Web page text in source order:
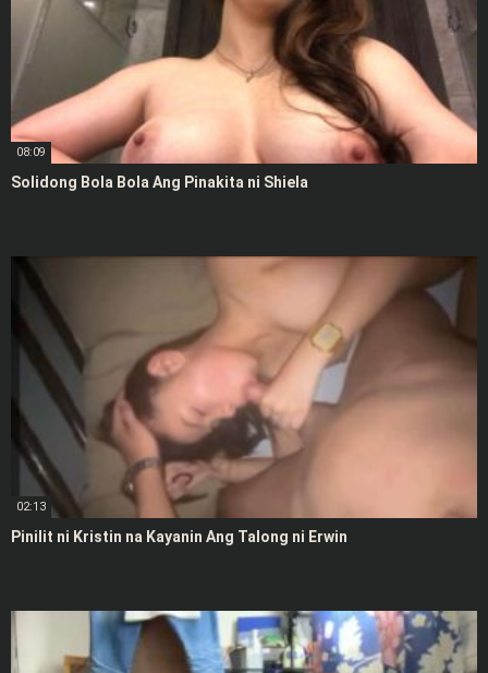
08:09
Solidong Bola Bola Ang Pinakita ni Shiela
02:13
Pinilit ni Kristin na Kayanin Ang Talong ni Erwin